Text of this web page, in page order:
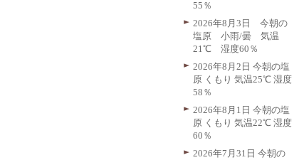
55％
2026年8月3日 今朝の
塩原 小雨/曇 気温
21℃ 湿度60％
2026年8月2日 今朝の塩
原 くもり 気温25℃ 湿度
58％
2026年8月1日 今朝の塩
原 くもり 気温22℃ 湿度
60％
2026年7月31日 今朝の